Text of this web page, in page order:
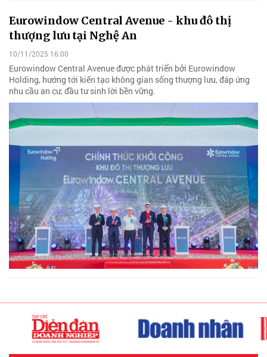
Eurowindow Central Avenue - khu đô thị
thượng lưu tại Nghệ An
10/11/2025 16:00
Eurowindow Central Avenue được phát triển bởi Eurowindow
Holding, hướng tới kiến tạo không gian sống thượng lưu, đáp ứng
nhu cầu an cư, đầu tư sinh lời bền vững.